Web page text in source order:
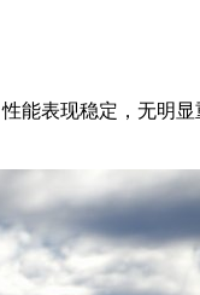
能表现稳定，无明